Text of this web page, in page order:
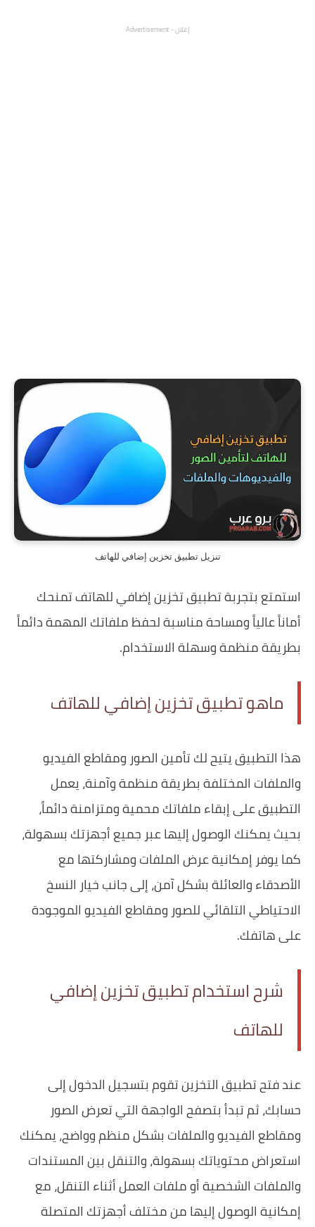
إعلان - Advertisement
تنزيل تطبيق تخزين إضافي للهاتف
استمتع بتجربة تطبيق تخزين إضافي للهاتف تمنحك
أماناً عالياً ومساحة مناسبة لحفظ ملفاتك المهمة دائماً
بطريقة منظمة وسهلة الاستخدام.
ماهو تطبيق تخزين إضافي للهاتف
هذا التطبيق يتيح لك تأمين الصور ومقاطع الفيديو
والملفات المختلفة بطريقة منظمة وآمنة، يعمل
التطبيق على إبقاء ملفاتك محمية ومتزامنة دائماً،
بحيث يمكنك الوصول إليها عبر جميع أجهزتك بسهولة،
كما يوفر إمكانية عرض الملفات ومشاركتها مع
الأصدقاء والعائلة بشكل آمن، إلى جانب خيار النسخ
الاحتياطي التلقائي للصور ومقاطع الفيديو الموجودة
على هاتفك.
شرح استخدام تطبيق تخزين إضافي
للهاتف
عند فتح تطبيق التخزين تقوم بتسجيل الدخول إلى
حسابك، ثم تبدأ بتصفح الواجهة التي تعرض الصور
ومقاطع الفيديو والملفات بشكل منظم وواضح، يمكنك
استعراض محتوياتك بسهولة، والتنقل بين المستندات
والملفات الشخصية أو ملفات العمل أثناء التنقل، مع
إمكانية الوصول إليها من مختلف أجهزتك المتصلة